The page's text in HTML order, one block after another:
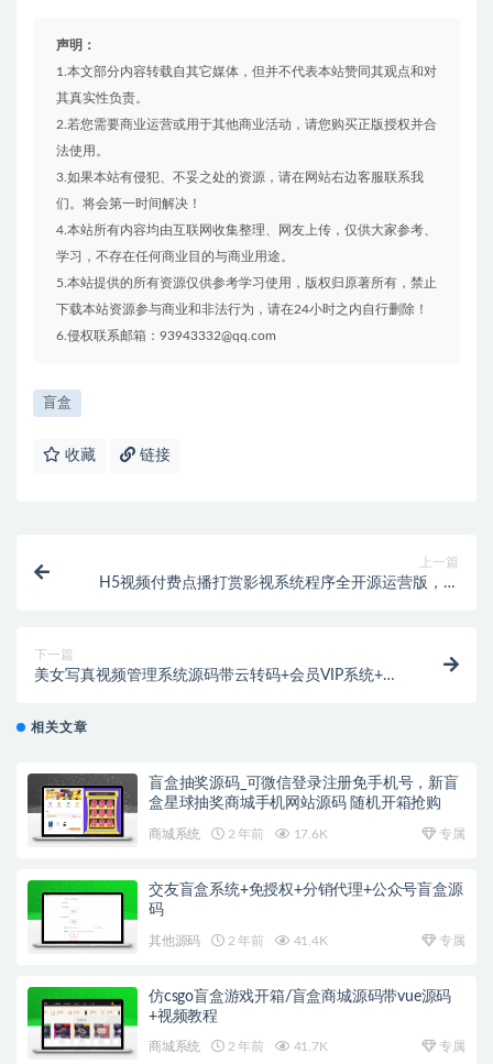
声明：
1.本文部分内容转载自其它媒体，但并不代表本站赞同其观点和对
其真实性负责。
2.若您需要商业运营或用于其他商业活动，请您购买正版授权并合
法使用。
3.如果本站有侵犯、不妥之处的资源，请在网站右边客服联系我
们。将会第一时间解决！
4.本站所有内容均由互联网收集整理、网友上传，仅供大家参考、
学习，不存在任何商业目的与商业用途。
5.本站提供的所有资源仅供参考学习使用，版权归原著所有，禁止
下载本站资源参与商业和非法行为，请在24小时之内自行删除！
6.侵权联系邮箱：93943332@qq.com
盲盒
收藏 链接
上一篇
H5视频付费点播打赏影视系统程序全开源运营版，含
下一篇
美女写真视频管理系统源码带云转码+会员VIP系统+一
相关文章
盲盒抽奖源码_可微信登录注册免手机号，新盲
盒星球抽奖商城手机网站源码 随机开箱抢购
商城系统 2 年前 17.6K 专属
交友盲盒系统+免授权+分销代理+公众号盲盒源
码
其他源码 2 年前 41.4K 专属
仿csgo盲盒游戏开箱/盲盒商城源码带vue源码
+视频教程
商城系统 2 年前 41.7K 专属